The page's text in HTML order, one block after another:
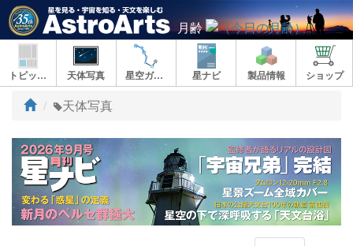
月齢
トピックス 天体写真 星空ガイド 星ナビ 製品情報 ショップ
ト
プ
天体写真